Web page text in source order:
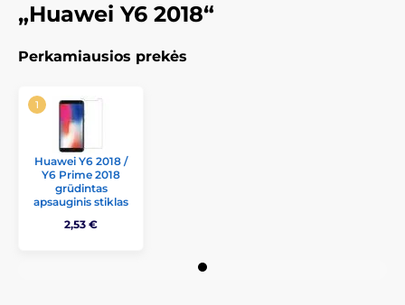
„Huawei Y6 2018“
Perkamiausios prekės
Huawei Y6 2018 /
Y6 Prime 2018
grūdintas
apsauginis stiklas
2,53 €